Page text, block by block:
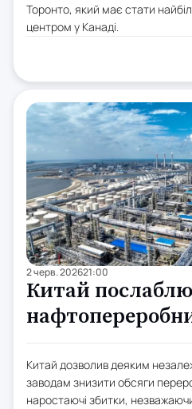
Торонто, який має стати
центром у Канаді.
2 черв. 202621:00
Китай
Китай дозволив деяким
заводам знизити обсяги
наростаючі збитки,